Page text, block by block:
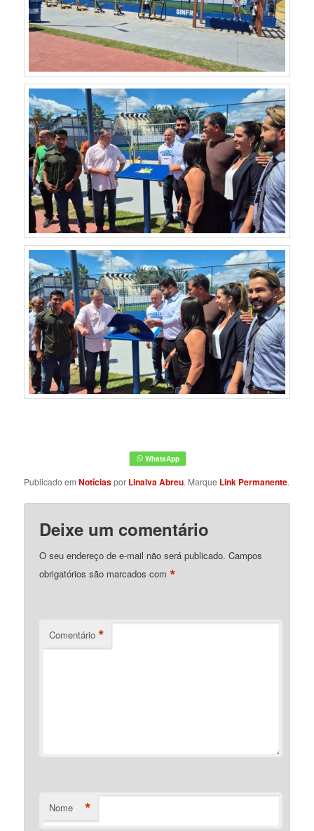
Publicado emNotíciaspor Linalva Abreu. Marque Link Permanente.
Deixe um comentário
O seu endereço de e-mail não será publicado. Campos
obrigatórios são marcados com*
Comentário *
Nome *